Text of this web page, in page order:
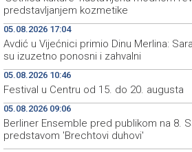
predstavljanjem kozmetike
05.08.2026 17:04
Avdić u Vijećnici primio Dinu Merlina:
su izuzetno ponosni i zahvalni
05.08.2026 10:46
Festival u Centru od 15. do 20. augusta
05.08.2026 09:06
Berliner Ensemble pred publikom na 8.
predstavom 'Brechtovi duhovi'